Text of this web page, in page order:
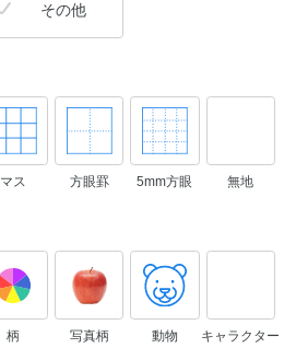
その他
マス 方眼罫 5mm方眼 無地
柄
写真柄
動物
キャラクター